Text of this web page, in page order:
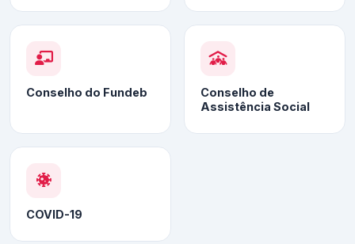
Conselho do Fundeb
Conselho de
Assistência Social
COVID-19